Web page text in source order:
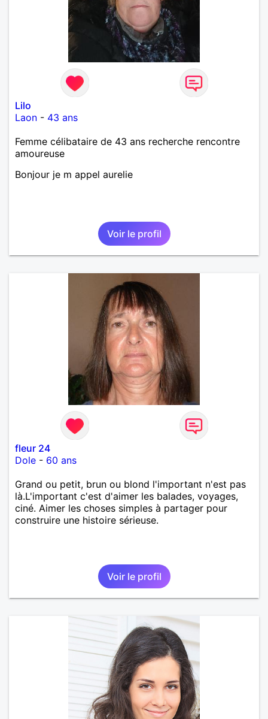
Lilo
Laon - 43 ans
Femme célibataire de 43 ans recherche rencontre
amoureuse
Bonjour je m appel aurelie
Voir le profil
fleur 24
Dole - 60 ans
Grand ou petit, brun ou blond l'important n'est pas
là.L'important c'est d'aimer les balades, voyages,
ciné. Aimer les choses simples à partager pour
construire une histoire sérieuse.
Voir le profil